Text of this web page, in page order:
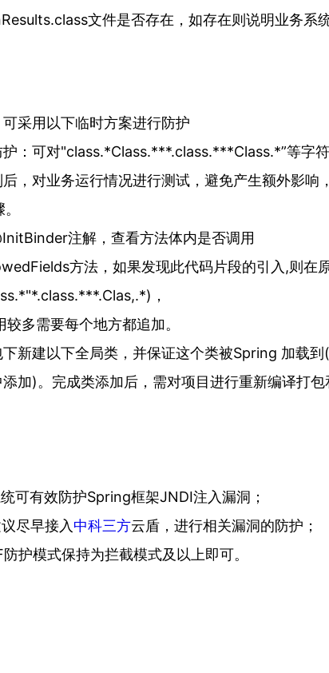
文件是否存在，如存在则说明业务系
采用以下临时方案进行防护
护：可对"class.*Class.***.class.***Class.*”等字
，对业务运行情况进行测试，避免产生额外影响
。
注解，查看方法体内是否调用
方法，如果发现此代码片段的引入,则在
，
较多需要每个地方都追加。
新建以下全局类，并保证这个类被Spring 加载到
加)。完成类添加后，需对项目进行重新编译打包
可有效防护Spring框架JNDI注入漏洞；
尽早接入 中科三方云盾，进行相关漏洞的防护；
护模式保持为拦截模式及以上即可。